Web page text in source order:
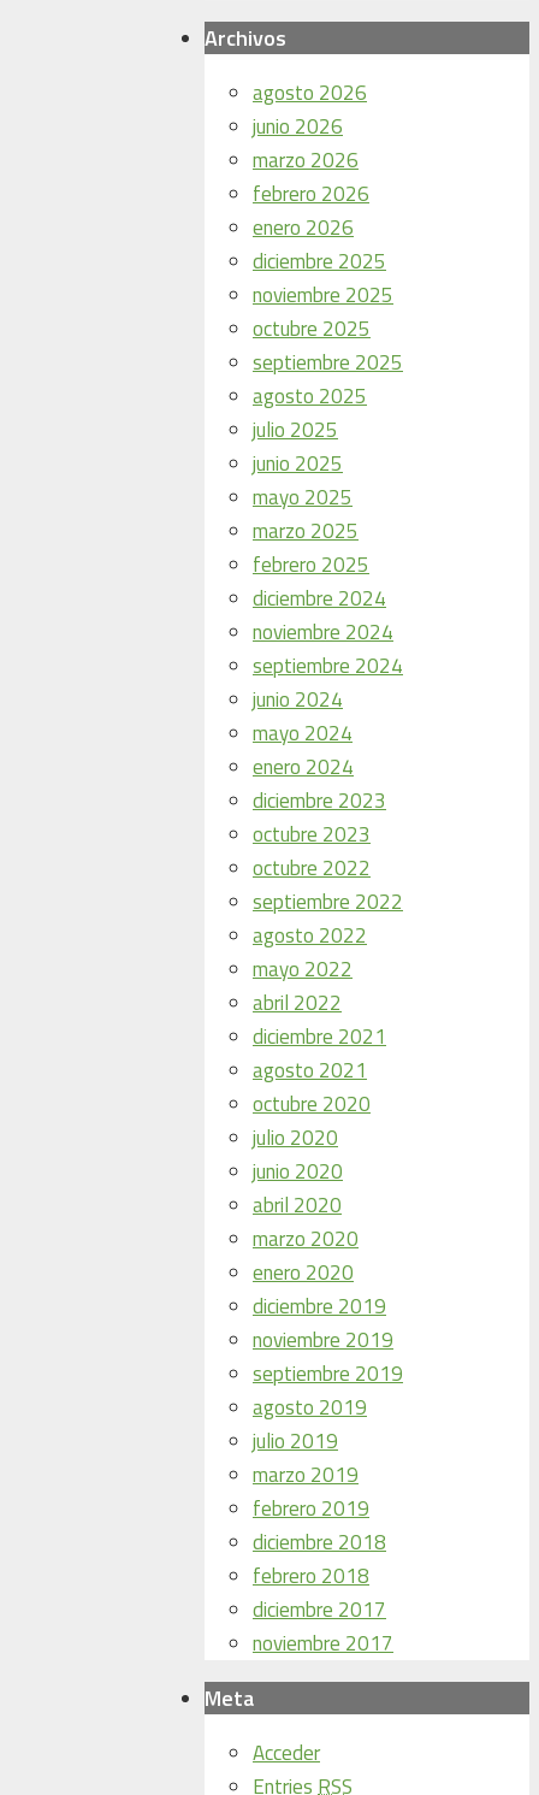
Archivos
agosto 2026
junio 2026
marzo 2026
febrero 2026
enero 2026
diciembre 2025
noviembre 2025
octubre 2025
septiembre 2025
agosto 2025
julio 2025
junio 2025
mayo 2025
marzo 2025
febrero 2025
diciembre 2024
noviembre 2024
septiembre 2024
junio 2024
mayo 2024
enero 2024
diciembre 2023
octubre 2023
octubre 2022
septiembre 2022
agosto 2022
mayo 2022
abril 2022
diciembre 2021
agosto 2021
octubre 2020
julio 2020
junio 2020
abril 2020
marzo 2020
enero 2020
diciembre 2019
noviembre 2019
septiembre 2019
agosto 2019
julio 2019
marzo 2019
febrero 2019
diciembre 2018
febrero 2018
diciembre 2017
noviembre 2017
Meta
Acceder
EntriesRSS